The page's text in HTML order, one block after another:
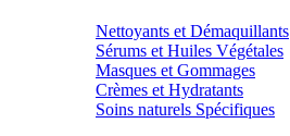
Nettoyants et Démaquillants
Sérums et Huiles Végétales
Masques et Gommages
Crèmes et Hydratants
Soins naturels Spécifiques